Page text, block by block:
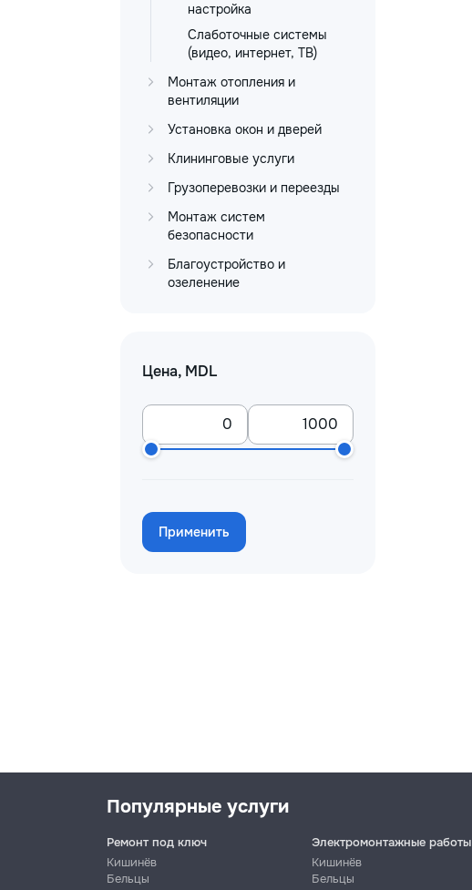
настройка
Слаботочные системы
(видео, интернет, ТВ)
Монтаж отопления и
вентиляции
Установка окон и дверей
Клининговые услуги
Грузоперевозки и переезды
Монтаж систем
безопасности
Благоустройство и
озеленение
Цена, MDL
Применить
Популярные услуги
Ремонт под ключ
Кишинёв
Бельцы
Электромонтажные работы
Кишинёв
Бельцы